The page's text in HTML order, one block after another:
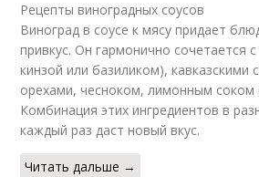
Рецепты виноградных соусов
Виноград в соусе к мясу придает
привкус. Он гармонично сочетается
кинзой или базиликом), кавказскими
орехами, чесноком, лимонным соком
Комбинация этих ингредиентов в
каждый раз даст новый вкус.
Читать дальше →